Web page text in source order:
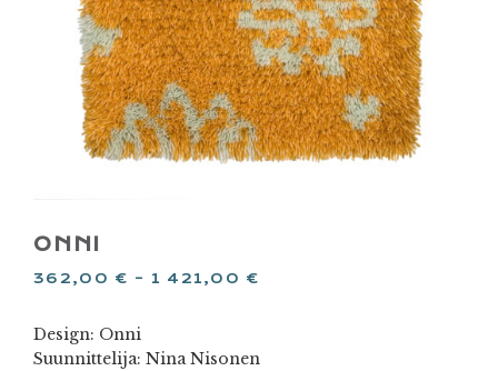
ONNI
362,00 € – 1 421,00 €
Design: Onni
Suunnittelija: Nina Nisonen